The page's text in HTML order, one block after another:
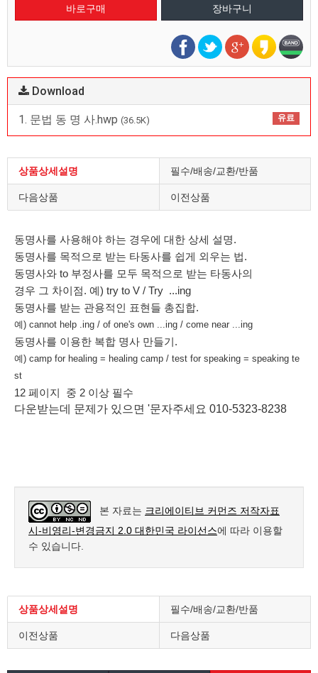
Download
1. 문법 동 명 사.hwp (36.5K) 유료
상품상세설명 필수/배송/교환/반품
다음상품 이전상품
동명사를 사용해야 하는 경우에 대한 상세 설명.
동명사를 목적으로 받는 타동사를 쉽게 외우는 법.
동명사와 to 부정사를 모두 목적으로 받는 타동사의
경우 그 차이점. 예) try to V / Try ...ing
동명사를 받는 관용적인 표현들 총집합.
예) cannot help .ing / of one's own ...ing / come near ...ing
동명사를 이용한 복합 명사 만들기.
예) camp for healing = healing camp / test for speaking = speaking te
st
12 페이지 중 2 이상 필수
다운받는데 문제가 있으면 '문자주세요 010-5323-8238
본 자료는 크리에이티브 커먼즈 저작자표
시-비영리-변경금지 2.0 대한민국 라이선스에 따라 이용할
수 있습니다.
상품상세설명 필수/배송/교환/반품
이전상품 다음상품